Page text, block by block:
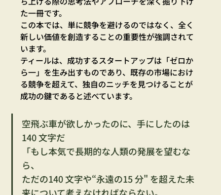
た一冊です。
この本では、単に競争を避けるのではなく、全く
新しい価値を創造することの重要性が強調されて
います。
ティールは、成功するスタートアップは「ゼロか
ら一」を生み出すものであり、既存の市場におけ
る競争を超えて、独自のニッチを見つけることが
成功の鍵であると述べています。
空飛ぶ車が欲しかったのに、手にしたのは
140 文字だ
「もし本気で長期的な人類の発展を望むな
ら、
ただの140 文字や“永遠の15 分" を超えた未